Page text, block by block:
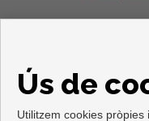
Ús de
Utilitzem cookies